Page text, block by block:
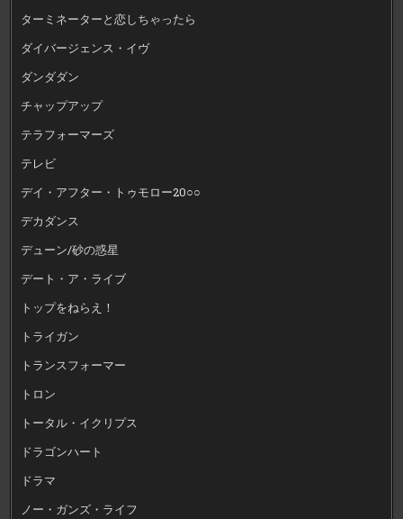
ターミネーターと恋しちゃったら
ダイバージェンス・イヴ
ダンダダン
チャップアップ
テラフォーマーズ
テレビ
デイ・アフター・トゥモロー20○○
デカダンス
デューン/砂の惑星
デート・ア・ライブ
トップをねらえ！
トライガン
トランスフォーマー
トロン
トータル・イクリプス
ドラゴンハート
ドラマ
ノー・ガンズ・ライフ